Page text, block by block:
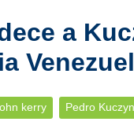
a
kerry Pedro